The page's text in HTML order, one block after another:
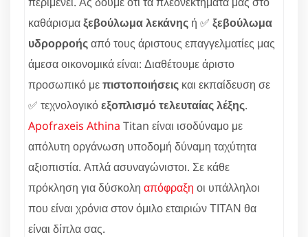
καθάρισμαξεβούλωμα λεκάνης ή ✅ ξεβούλωμα
υδρορροήςαπό τους άριστους επαγγελματίες μας
άμεσα οικονομικά είναι: Διαθέτουμε άριστο
προσωπικό μεπιστοποιήσεις και εκπαίδευση σε
✅ τεχνολογικόεξοπλισμό τελευταίας λέξης.
Apofraxeis Athina Titan είναι ισοδύναμο με
απόλυτη οργάνωση υποδομή δύναμη ταχύτητα
αξιοπιστία. Απλά ασυναγώνιστοι. Σε κάθε
πρόκληση για δύσκολη απόφραξη οι υπάλληλοι
που είναι χρόνια στον όμιλο εταιριών ΤΙΤΑΝ θα
είναι δίπλα σας.